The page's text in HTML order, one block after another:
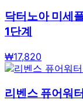
닥터노아 미세
1단계
₩17,820
리벤스 퓨어워